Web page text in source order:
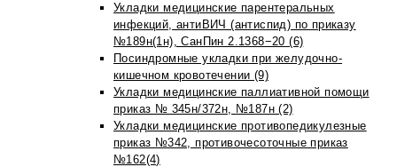
Укладки медицинские парентеральных
инфекций, антиВИЧ (антиспид) по приказу
№189н(1н), СанПин 2.1368−20 (6)
Посиндромные укладки при желудочно-
кишечном кровотечении (9)
Укладки медицинские паллиативной помощи
приказ № 345н/372н, №187н (2)
Укладки медицинские противопедикулезные
приказ №342, противочесоточные приказ
№162(4)